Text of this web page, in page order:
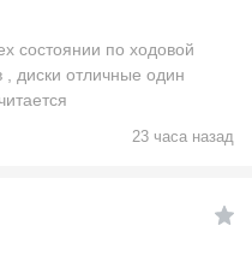
состоянии по ходовой
, диски отличные один
23 часа назад